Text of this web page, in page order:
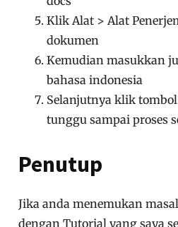
Klik Alat > Alat
dokumen
Kemudian masukkan
bahasa indonesia
Selanjutnya klik
tunggu sampai proses
Penutup
Jika anda menemukan
dengan Tutorial yang saya